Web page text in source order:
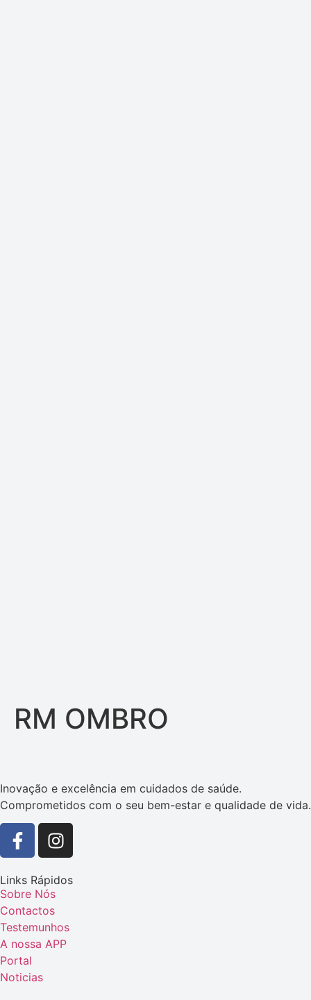
RM OMBRO
Inovação e excelência em cuidados de saúde.
Comprometidos com o seu bem-estar e qualidade de vida.
Links Rápidos
Sobre Nós
Contactos
Testemunhos
A nossa APP
Portal
Noticias